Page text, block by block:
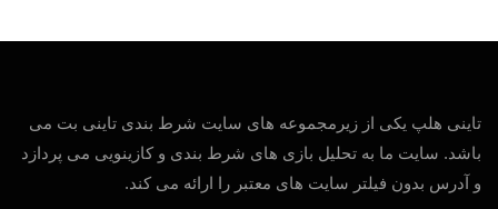
تاینی هلپ یکی از زیرمجموعه های سایت شرط بندی تاینی بت می
باشد. سایت ما به تحلیل بازی های شرط بندی و کازینویی می پردازد
و آدرس بدون فیلتر سایت های معتبر را ارائه می کند.